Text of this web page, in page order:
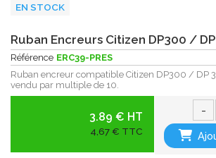
EN STOCK
Ruban Encreurs Citizen DP300 /
Référence ERC39-PRES
Ruban encreur compatible Citizen DP300 / DP
vendu par multiple de 10.
3.89 € HT
4,67 € TTC
-